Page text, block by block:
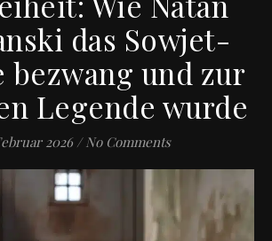
das Sowjet-
bezwang und zur
Legende wurde
2026 / No Comments